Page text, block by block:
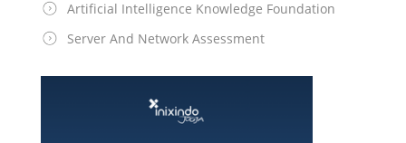
Artificial Intelligence Knowledge Foundation
Server And Network Assessment